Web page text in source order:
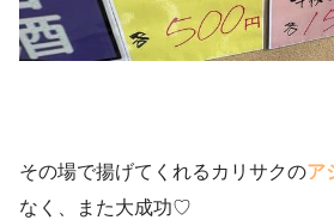
その場で揚げてくれるカリサクのア
なく、また大成功♡